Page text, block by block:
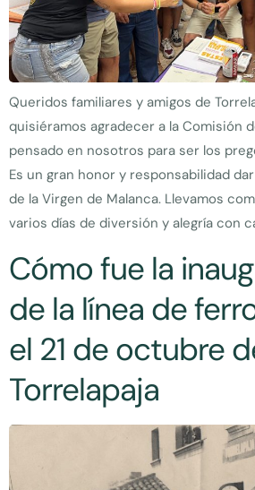
Queridos familiares y amigos de
quisiéramos agradecer a la Comisión
pensado en nosotros para ser los
Es un gran honor y responsabilidad
de la Virgen de Malanca. Llevamos
varios días de diversión y alegría con
Cómo fue la
de la línea de
el 21 de octubre
Torrelapaja